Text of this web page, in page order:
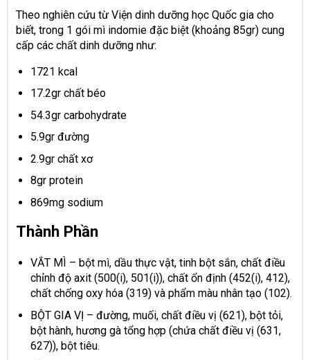
Theo nghiên cứu từ Viện dinh dưỡng học Quốc gia cho
biết, trong 1 gói mì indomie đặc biệt (khoảng 85gr) cung
cấp các chất dinh dưỡng như:
1721 kcal
17.2gr chất béo
54.3gr carbohydrate
5.9gr đường
2.9gr chất xơ
8gr protein
869mg sodium
Thành Phần
VẮT MÌ – bột mì, dầu thực vật, tinh bột sắn, chất điều
chỉnh độ axit (500(i), 501(i)), chất ổn định (452(i), 412),
chất chống oxy hóa (319) và phẩm màu nhân tạo (102).
BỘT GIA VỊ – đường, muối, chất điều vị (621), bột tỏi,
bột hành, hương gà tổng hợp (chứa chất điều vị (631,
627)), bột tiêu.